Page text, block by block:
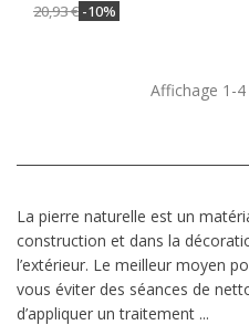
20,93 € -10%
Affichage 1-
La pierre naturelle est un
construction et dans la
l’extérieur. Le meilleur moyen
vous éviter des séances de
d’appliquer un traitement ...